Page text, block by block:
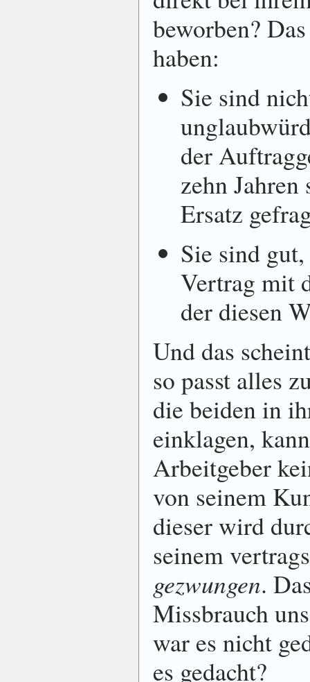
beworben?
haben:
Sie sind
der
zehn Jahren
Ersatz
Sie sind
Vertrag mit
der diesen
Und das
so passt alles
die beiden in
einklagen,
Arbeitgeber
von seinem
dieser wird
seinem
gezwungen.
Missbrauch
war es nicht
es gedacht?